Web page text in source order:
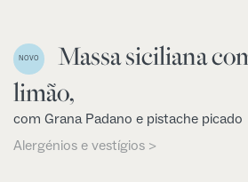
NOVO
Massa siciliana
limão,
com Grana Padano e pistache picado
Alergénios e vestígios >